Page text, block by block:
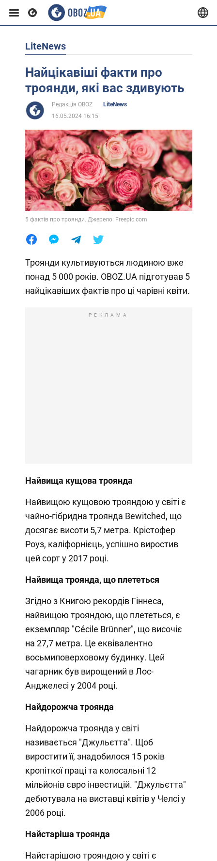
Європа
США
Африка
Життя
Лайфхаки
LiteNews
Найцікавіші факти про
троянди, які вас здивують
Редакція OBOZ
LiteNews
16.05.2024 16:15
5 фактів про троянди. Джерело: Freepic.com
Троянди культивуються людиною вже
понад 5 000 років. OBOZ.UA підготував 5
найцікавіших фактів про ці чарівні квіти.
РЕКЛАМА
Найвища кущова троянда
Найвищою кущовою трояндою у світі є
чайно-гібридна троянда Bewitched, що
досягає висоти 5,7 метра. Крістофер
Роуз, каліфорнієць, успішно виростив
цей сорт у 2017 році.
Найвища троянда, що плететься
Згідно з Книгою рекордів Гіннеса,
найвищою трояндою, що плететься, є
екземпляр "Cécile Brünner", що височіє
на 27,7 метра. Це еквівалентно
восьмиповерховому будинку. Цей
чагарник був вирощений в Лос-
Анджелесі у 2004 році.
Найдорожча троянда
Найдорожча троянда у світі
називається "Джульєтта". Щоб
виростити її, знадобилося 15 років
кропіткої праці та колосальні 12
мільйонів євро інвестицій. "Джульєтта"
дебютувала на виставці квітів у Челсі у
2006 році.
Найстаріша троянда
Найстарішою трояндою у світі є